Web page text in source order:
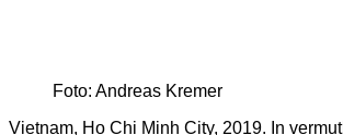
Foto: Andreas Kremer
Vietnam, Ho Chi Minh City, 2019. In